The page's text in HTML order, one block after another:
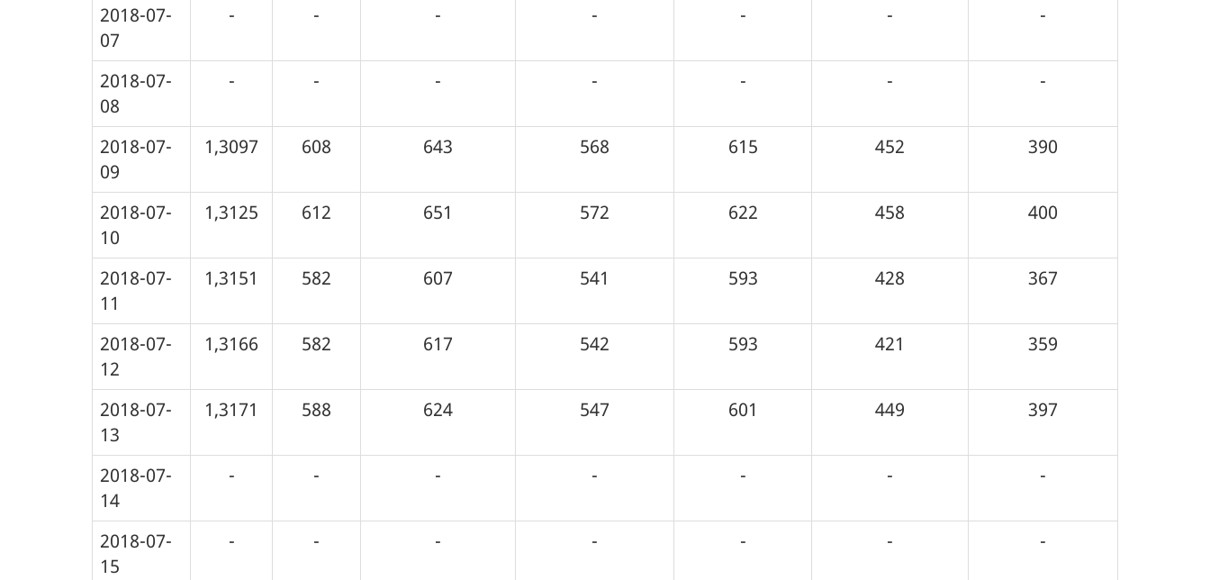
cube)
2018-07-
07
- - - - - - -
2018-07-
08
- - - - - - -
2018-07-
09
1,3097 608 643 568 615 452 390
2018-07-
10
1,3125 612 651 572 622 458 400
2018-07-
11
1,3151 582 607 541 593 428 367
2018-07-
12
1,3166 582 617 542 593 421 359
2018-07-
13
1,3171 588 624 547 601 449 397
2018-07-
14
- - - - - - -
2018-07-
15
- - - - - - -